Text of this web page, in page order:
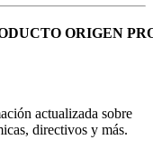
ORIGEN
actualizada sobre
directivos y más.